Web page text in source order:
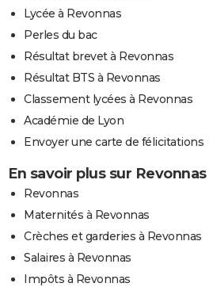
Lycée à Revonnas
Perles du bac
Résultat brevet à Revonnas
Résultat BTS à Revonnas
Classement lycées à Revonnas
Académie de Lyon
Envoyer une carte de félicitations
En savoir plus sur Revonnas
Revonnas
Maternités à Revonnas
Crèches et garderies à Revonnas
Salaires à Revonnas
Impôts à Revonnas